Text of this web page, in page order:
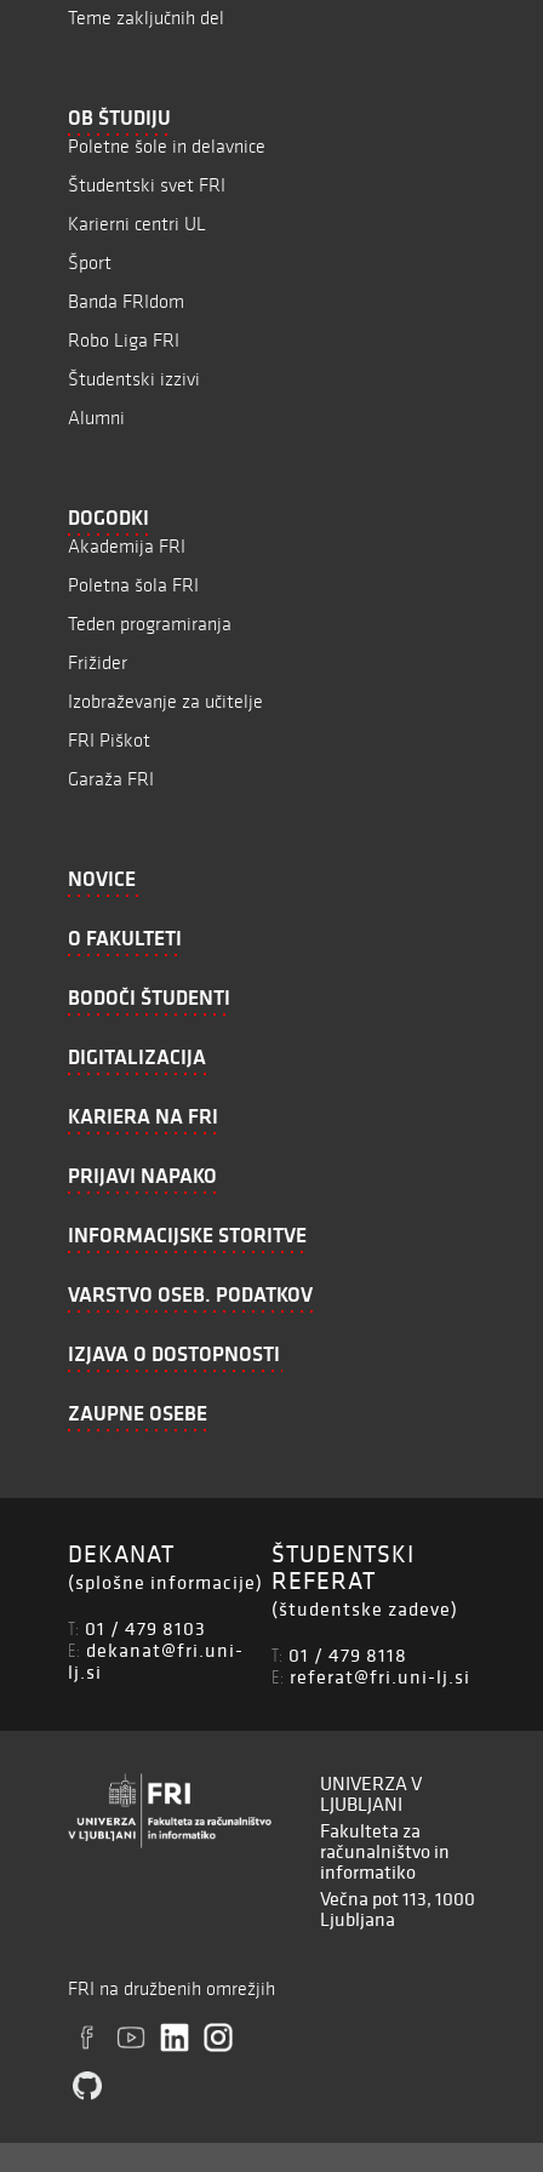
Teme zaključnih del
OB ŠTUDIJU
Poletne šole in delavnice
Študentski svet FRI
Karierni centri UL
Šport
Banda FRIdom
Robo Liga FRI
Študentski izzivi
Alumni
DOGODKI
Akademija FRI
Poletna šola FRI
Teden programiranja
Frižider
Izobraževanje za učitelje
FRI Piškot
Garaža FRI
NOVICE
O FAKULTETI
BODOČI ŠTUDENTI
DIGITALIZACIJA
KARIERA NA FRI
PRIJAVI NAPAKO
INFORMACIJSKE STORITVE
VARSTVO OSEB. PODATKOV
IZJAVA O DOSTOPNOSTI
ZAUPNE OSEBE
DEKANAT
(splošne informacije)
T: 01 / 479 8103
E: dekanat@fri.uni-
lj.si
ŠTUDENTSKI
REFERAT
(študentske zadeve)
T: 01 / 479 8118
E: referat@fri.uni-lj.si
UNIVERZA V
LJUBLJANI
Fakulteta za
računalništvo in
informatiko
Večna pot 113, 1000
Ljubljana
FRI na družbenih omrežjih